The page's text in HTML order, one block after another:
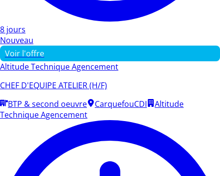
8 jours
Nouveau
Voir l'offre
Altitude Technique Agencement
CHEF D'EQUIPE ATELIER (H/F)
BTP & second oeuvre
CarquefouCDI
Altitude
Technique Agencement